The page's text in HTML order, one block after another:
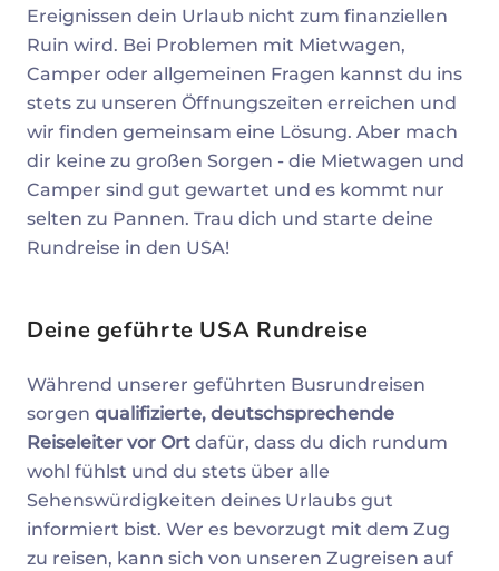
Ereignissen dein Urlaub nicht zum finanziellen
Ruin wird. Bei Problemen mit Mietwagen,
Camper oder allgemeinen Fragen kannst du ins
stets zu unseren Öffnungszeiten erreichen und
wir finden gemeinsam eine Lösung. Aber mach
dir keine zu großen Sorgen - die Mietwagen und
Camper sind gut gewartet und es kommt nur
selten zu Pannen. Trau dich und starte deine
Rundreise in den USA!
Deine geführte USA Rundreise
Während unserer geführten Busrundreisen
sorgen qualifizierte, deutschsprechende
Reiseleiter vor Ort dafür, dass du dich rundum
wohl fühlst und du stets über alle
Sehenswürdigkeiten deines Urlaubs gut
informiert bist. Wer es bevorzugt mit dem Zug
zu reisen, kann sich von unseren Zugreisen auf